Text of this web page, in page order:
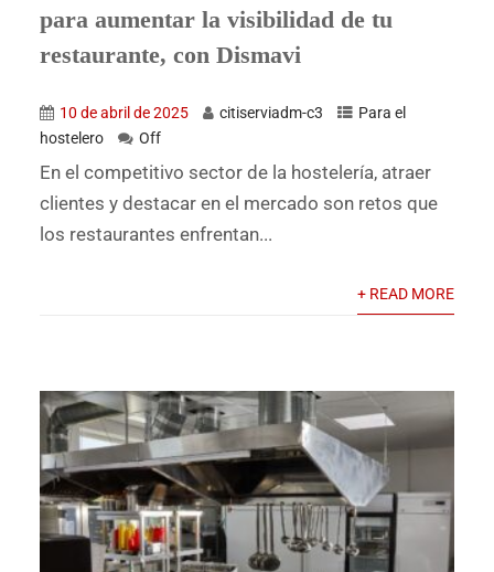
para aumentar la visibilidad de tu
restaurante, con Dismavi
10 de abril de 2025 citiserviadm-c3
Para el
hostelero
Off
En el competitivo sector de la hostelería, atraer
clientes y destacar en el mercado son retos que
los restaurantes enfrentan...
+ READ MORE